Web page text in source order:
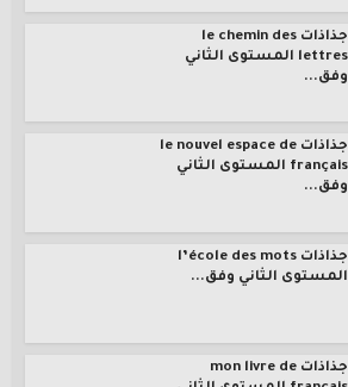
جذاذات le chemin des
lettres المستوى الثاني
وفق...
جذاذات le nouvel espace de
français المستوى الثاني
وفق...
جذاذات l’école des mots
المستوى الثاني وفق...
جذاذات mon livre de